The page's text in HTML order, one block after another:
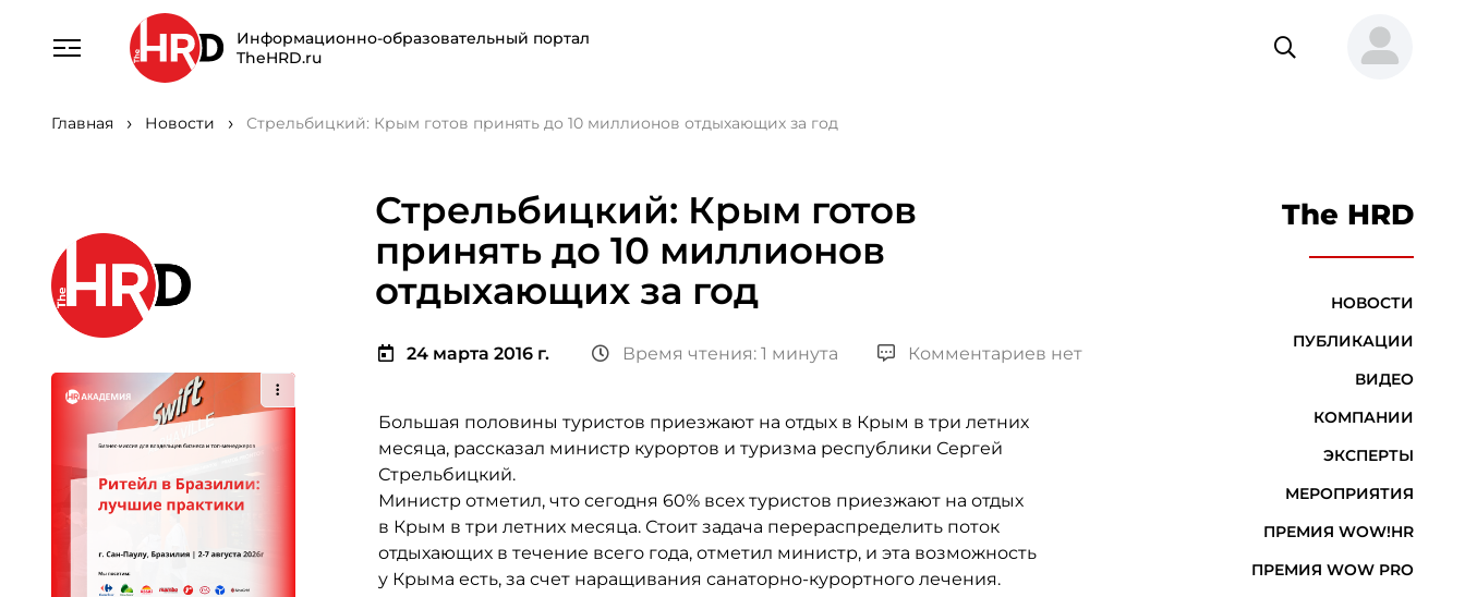
Информационно-образовательный портал
TheHRD.ru
Главная Новости Стрельбицкий: Крым готов принять до 10 миллионов отдыхающих за год
Стрельбицкий: Крым готов
принять до 10 миллионов
отдыхающих за год
24 марта 2016 г. Время чтения: 1 минута Комментариев нет
Большая половины туристов приезжают на отдых в Крым в три летних
месяца, рассказал министр курортов и туризма республики Сергей
Стрельбицкий.
Министр отметил, что сегодня 60% всех туристов приезжают на отдых
в Крым в три летних месяца. Стоит задача перераспределить поток
отдыхающих в течение всего года, отметил министр, и эта возможность
у Крыма есть, за счет наращивания санаторно-курортного лечения.
The HRD
НОВОСТИ
ПУБЛИКАЦИИ
ВИДЕО
КОМПАНИИ
ЭКСПЕРТЫ
МЕРОПРИЯТИЯ
ПРЕМИЯ WOW!HR
ПРЕМИЯ WOW PRO